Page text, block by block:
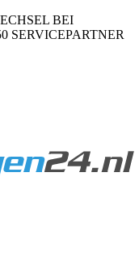
BEI
SERVICEPARTNER